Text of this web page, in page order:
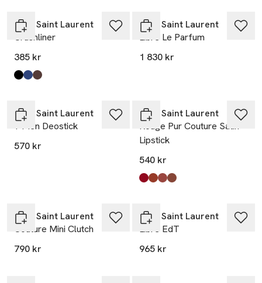
Yves Saint Laurent
Crushliner
385 kr
Produkten finns i färgerna:
1,
6,
2,
Yves Saint Laurent
Libre Le Parfum
1 830 kr
Yves Saint Laurent
Y Men Deostick
570 kr
Yves Saint Laurent
Rouge Pur Couture Satin
Lipstick
540 kr
Produkten finns i färgerna:
N18,
O1,
N17,
N16,
Yves Saint Laurent
Couture Mini Clutch
790 kr
Yves Saint Laurent
Libre EdT
965 kr